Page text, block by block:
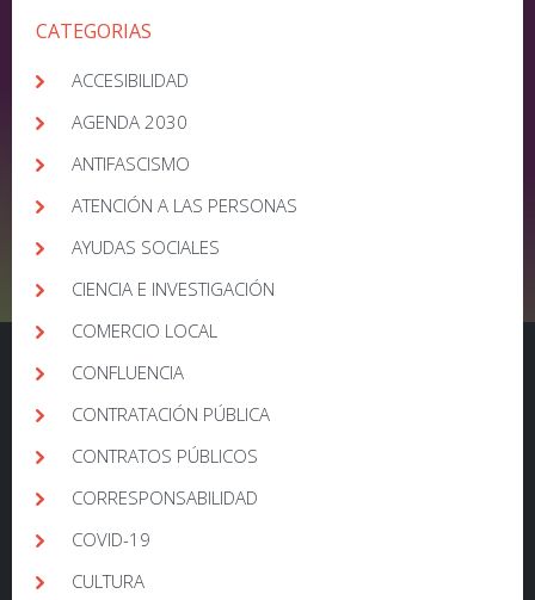
CATEGORIAS
ACCESIBILIDAD
AGENDA 2030
ANTIFASCISMO
ATENCIÓN A LAS PERSONAS
AYUDAS SOCIALES
CIENCIA E INVESTIGACIÓN
COMERCIO LOCAL
CONFLUENCIA
CONTRATACIÓN PÚBLICA
CONTRATOS PÚBLICOS
CORRESPONSABILIDAD
COVID-19
CULTURA